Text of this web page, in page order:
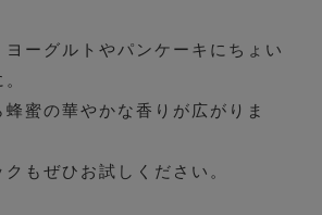
ーグルトやパンケーキにちょい
蜜の華やかな香りが広がりま
もぜひお試しください。